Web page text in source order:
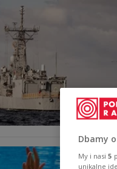
Dbamy
My i nasi 5
unikalne